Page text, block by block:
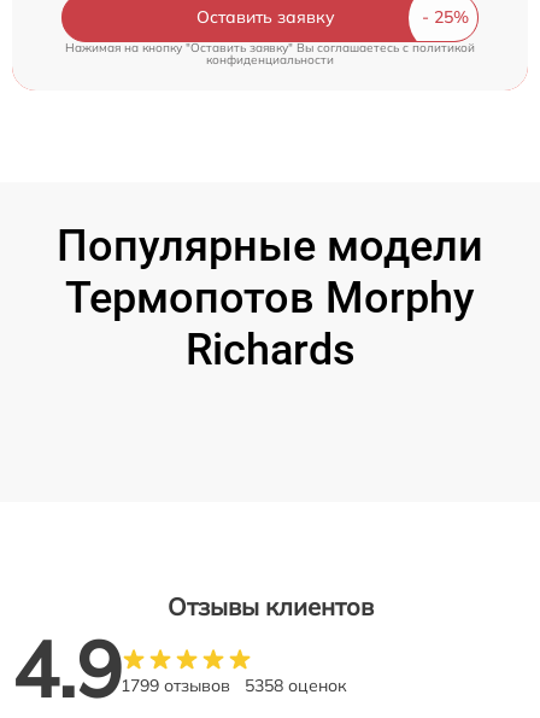
Оставить заявку
Нажимая на кнопку "Оставить заявку" Вы соглашаетесь cполитикой
конфиденциальности
Популярные модели
Термопотов Morphy
Richards
Отзывы клиентов
4.91799 отзывов 5358 оценок